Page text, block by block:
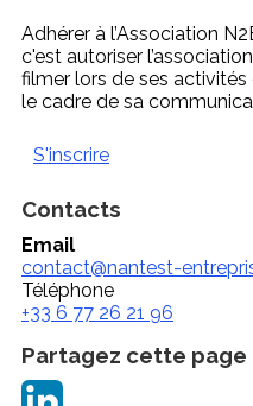
Adhérer à l’Association
c'est autoriser
filmer lors de ses
le cadre de sa
S'inscrire
Contacts
Email
contact@nantest-
Téléphone
+33 6 77 26 21 96
Partagez cette page